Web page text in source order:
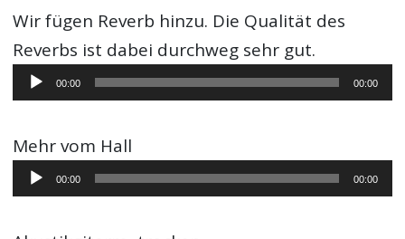
Wir fügen Reverb hinzu. Die Qualität des
Reverbs ist dabei durchweg sehr gut.
Audio-
Player
00:00 00:00
Mehr vom Hall
Audio-
Player
00:00 00:00